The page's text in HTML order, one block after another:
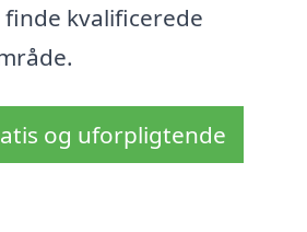
kvalificerede
og uforpligtende